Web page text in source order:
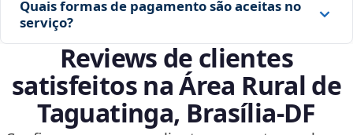
Quais formas de pagamento são aceitas no
serviço?
Reviews de clientes
satisfeitos na Área Rural de
Taguatinga, Brasília‑DF